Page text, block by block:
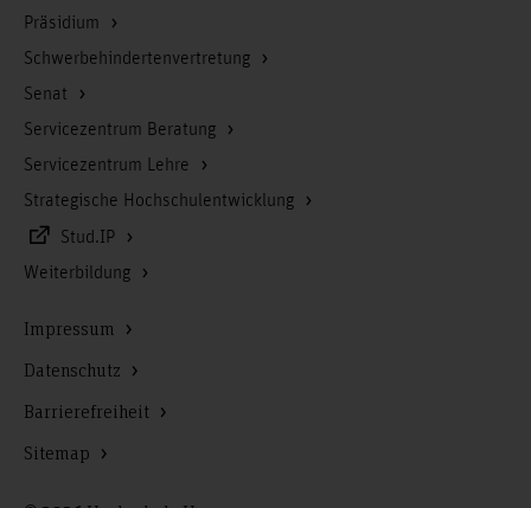
Präsidium
Schwerbehindertenvertretung
Senat
Servicezentrum Beratung
Servicezentrum Lehre
Strategische Hochschulentwicklung
Stud.IP
Weiterbildung
Impressum
Datenschutz
Barrierefreiheit
Sitemap